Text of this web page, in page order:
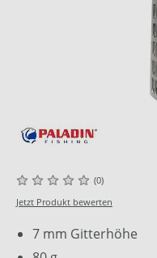
(0)
Jetzt Produkt bewerten
7 mm Gitterhöhe